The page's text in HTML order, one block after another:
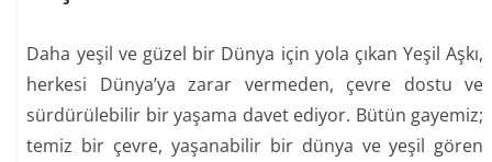
Daha yeşil ve güzel bir Dünya için yola çıkan Yeşil Aşkı,
herkesi Dünya’ya zarar vermeden, çevre dostu ve
sürdürülebilir bir yaşama davet ediyor. Bütün gayemiz;
temiz bir çevre, yaşanabilir bir dünya ve yeşil gören